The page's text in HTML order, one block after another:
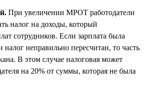
При увеличении МРОТ работодатели
налог на доходы, который
сотрудников. Если зарплата была
неправильно пересчитан, то часть
В этом случае налоговая может
на 20% от суммы, которая не была